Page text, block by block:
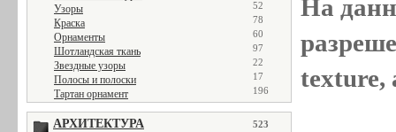
Узоры 52
Краска 78
Орнаменты 60
Шотландская ткань 97
Звездные узоры 22
Полосы и полоски 17
Тартан орнамент 196
АРХИТЕКТУРА 523
На
texture,